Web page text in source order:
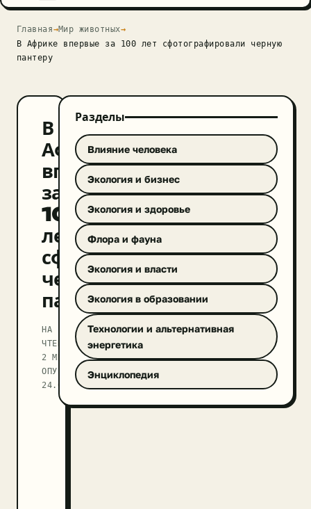
Главная→Мир животных→
В Африке впервые за 100 лет сфотографировали черную
пантеру
В
Африке
впервые
за
100
лет
сфотографировали
черную
пантеру
НА
ЧТЕНИЕ
2 МИН
ОПУБЛИКОВАНО
24.09.2025
Разделы
Влияние человека
Экология и бизнес
Экология и здоровье
Флора и фауна
Экология и власти
Экология в образовании
Технологии и альтернативная
энергетика
Энциклопедия